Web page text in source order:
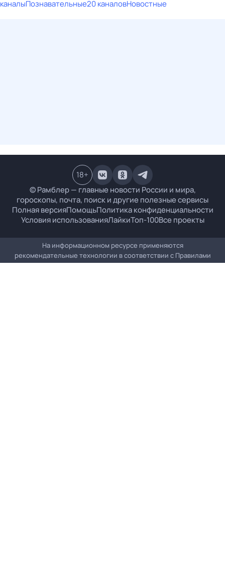
каналыПознавательные20 каналовНовостные
© Рамблер — главные новости России и мира,
гороскопы, почта, поиск и другие полезные сервисы
Полная версияПомощьПолитика конфиденциальности
Условия использованияЛайкиТоп-100Все проекты
18+
На информационном ресурсе применяются
рекомендательные технологии в соответствии с Правилами